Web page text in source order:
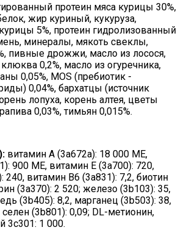
протеин мяса курицы 30%,
жир куриный, кукуруза,
5%, протеин гидролизованный
минералы, мякоть свеклы,
пивные дрожжи, масло из лосося,
0,2%, масло из огуречника,
0,05%, MOS (пребиотик -
0,04%, бархатцы (источник
лопуха, корень алтея, цветы
0,03%, тимьян 0,015%.
витамин А (3a672a): 18 000 МЕ,
900 МЕ, витамин Е (3a700): 720,
240, витамин B6 (3a831): 7,2, биотин
(3a370): 2 520; железо (3b103): 35,
(3b405): 8,2, марганец (3b503): 38,
(3b801): 0,09; DL-метионин,
3c301: 1 000.